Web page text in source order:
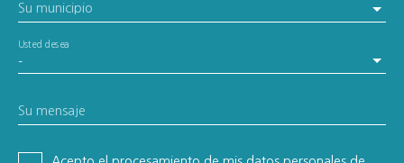
Su municipio
-
Usted desea
Su mensaje